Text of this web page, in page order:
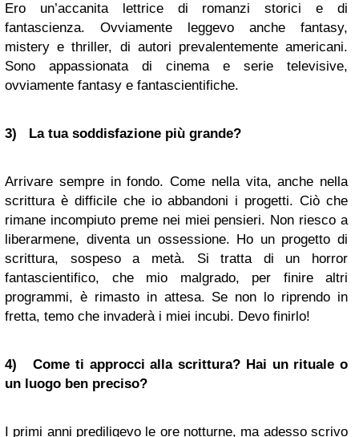
Ero un’accanita lettrice di romanzi storici e di
fantascienza. Ovviamente leggevo anche fantasy,
mistery e thriller, di autori prevalentemente americani.
Sono appassionata di cinema e serie televisive,
ovviamente fantasy e fantascientifiche.
3) La tua soddisfazione più grande?
Arrivare sempre in fondo. Come nella vita, anche nella
scrittura è difficile che io abbandoni i progetti. Ciò che
rimane incompiuto preme nei miei pensieri. Non riesco a
liberarmene, diventa un ossessione. Ho un progetto di
scrittura, sospeso a metà. Si tratta di un horror
fantascientifico, che mio malgrado, per finire altri
programmi, è rimasto in attesa. Se non lo riprendo in
fretta, temo che invaderà i miei incubi. Devo finirlo!
4) Come ti approcci alla scrittura? Hai un rituale o
un luogo ben preciso?
I primi anni prediligevo le ore notturne, ma adesso scrivo